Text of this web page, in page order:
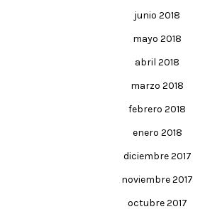
junio 2018
mayo 2018
abril 2018
marzo 2018
febrero 2018
enero 2018
diciembre 2017
noviembre 2017
octubre 2017